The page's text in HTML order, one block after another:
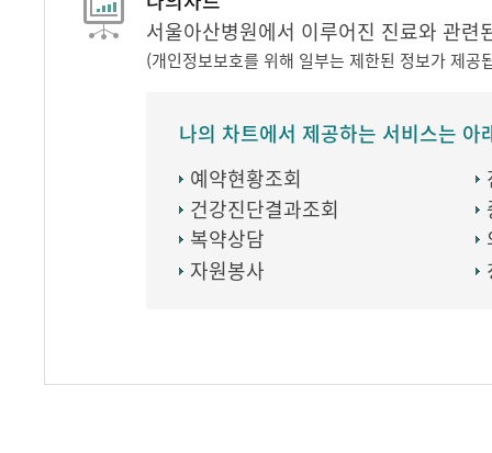
서울아산병원에서 이루어진 진료와 관
(개인정보보호를 위해 일부는 제한된 정보가 제공
나의 차트에서 제공하는 서비스는 아
예약현황조회
건강진단결과조회
복약상담
자원봉사